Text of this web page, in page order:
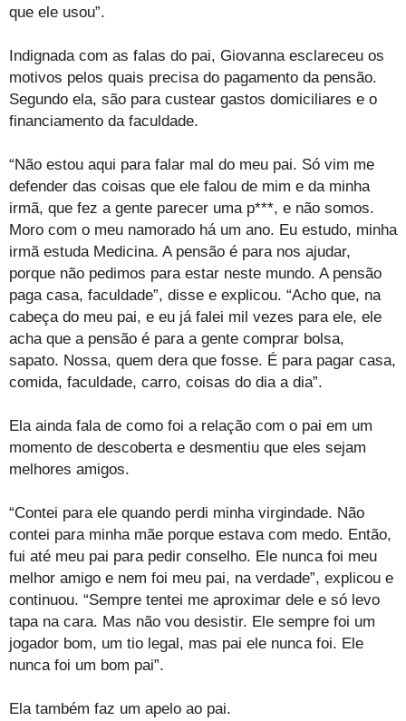
que ele usou”.
Indignada com as falas do pai, Giovanna esclareceu os
motivos pelos quais precisa do pagamento da pensão.
Segundo ela, são para custear gastos domiciliares e o
financiamento da faculdade.
“Não estou aqui para falar mal do meu pai. Só vim me
defender das coisas que ele falou de mim e da minha
irmã, que fez a gente parecer uma p***, e não somos.
Moro com o meu namorado há um ano. Eu estudo, minha
irmã estuda Medicina. A pensão é para nos ajudar,
porque não pedimos para estar neste mundo. A pensão
paga casa, faculdade”, disse e explicou. “Acho que, na
cabeça do meu pai, e eu já falei mil vezes para ele, ele
acha que a pensão é para a gente comprar bolsa,
sapato. Nossa, quem dera que fosse. É para pagar casa,
comida, faculdade, carro, coisas do dia a dia”.
Ela ainda fala de como foi a relação com o pai em um
momento de descoberta e desmentiu que eles sejam
melhores amigos.
“Contei para ele quando perdi minha virgindade. Não
contei para minha mãe porque estava com medo. Então,
fui até meu pai para pedir conselho. Ele nunca foi meu
melhor amigo e nem foi meu pai, na verdade”, explicou e
continuou. “Sempre tentei me aproximar dele e só levo
tapa na cara. Mas não vou desistir. Ele sempre foi um
jogador bom, um tio legal, mas pai ele nunca foi. Ele
nunca foi um bom pai”.
Ela também faz um apelo ao pai.